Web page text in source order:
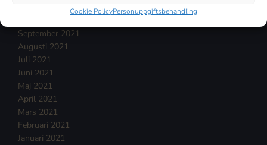
Cookie PolicyPersonuppgiftsbehandling
November 2021
September 2021
Augusti 2021
Juli 2021
Juni 2021
Maj 2021
April 2021
Mars 2021
Februari 2021
Januari 2021